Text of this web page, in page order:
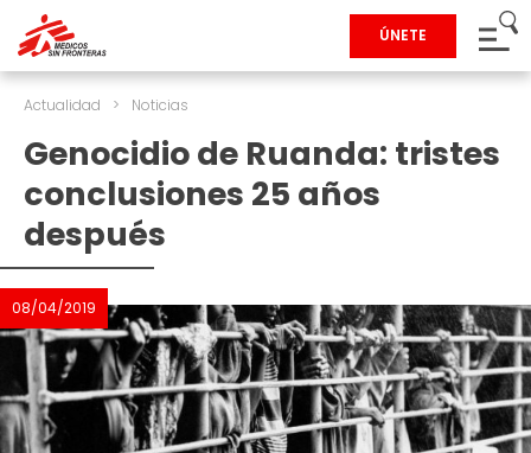
ÚNETE
Actualidad > Noticias
Genocidio de Ruanda: tristes
conclusiones 25 años
después
08/04/2019